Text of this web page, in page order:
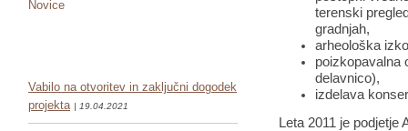
Novice
Vabilo na otvoritev in zaključni dogodek
projekta | 19.04.2021
terenski
gradnjah,
arheološka
poizkopavalna
delavnico),
izdelava
Leta 2011 je